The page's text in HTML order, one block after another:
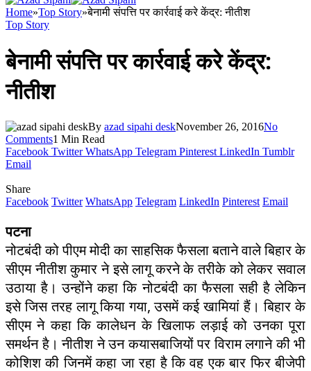
Home»Top Story»बेनामी संपत्ति पर कार्रवाई करे केंद्र: नीतीश
Top Story
बेनामी संपत्ति पर कार्रवाई करे केंद्र:
नीतीश
By azad sipahi deskNovember 26, 2016No
Comments1 Min Read
Facebook Twitter WhatsApp Telegram Pinterest LinkedIn Tumblr
Email
Share
Facebook Twitter WhatsApp Telegram LinkedIn Pinterest Email
पटना
नोटबंदी को पीएम मोदी का साहसिक फैसला बताने वाले बिहार के
सीएम नीतीश कुमार ने इसे लागू करने के तरीके को लेकर सवाल
उठाया है। उन्होंने कहा कि नोटबंदी का फैसला सही है लेकिन
इसे जिस तरह लागू किया गया, उसमें कई खामियां हैं। बिहार के
सीएम ने कहा कि कालेधन के खिलाफ लड़ाई को उनका पूरा
समर्थन है। नीतीश ने उन कयासबाजियों पर विराम लगाने की भी
कोशिश की जिनमें कहा जा रहा है कि वह एक बार फिर बीजेपी